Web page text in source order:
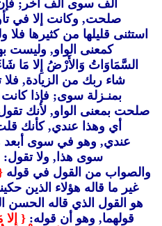
ألف سوى ألف آخر;
صلحت, وكانت إلا في
استثنى قليلها من كثيرها
كمعنى الواو, وليست
السَّمَاوَاتُ وَالأَرْضُ إِلا مَا
شاء ربك من الزيادة, فلا
بمنـزلة سوى; فإذا
صلحت بمعنى الواو, لأنك
أي وهذا عندي, كأنك
عندي, وهو في سوى أبعد
سوى هذا, ولا تقول:
والصواب من القول في قوله
غير ما قاله هؤلاء الذين
هو القول الذي قاله
قولهما, وهو أن قوله: {